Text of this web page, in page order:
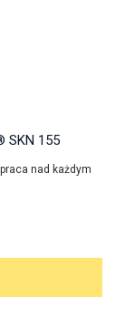
SKN 155
nad każdym